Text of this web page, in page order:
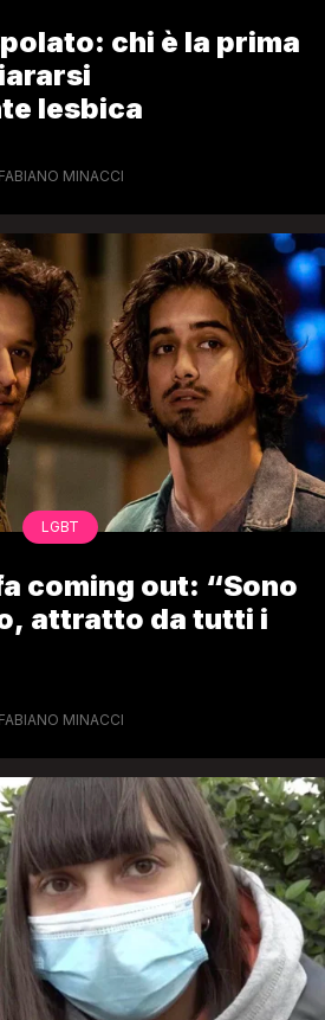
chi è la prima
lesbica
FABIANO MINACCI
LGBT
coming out: “Sono
attratto da tutti i
FABIANO MINACCI